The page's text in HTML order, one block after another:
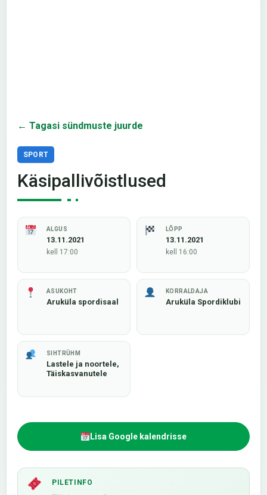
← Tagasi sündmuste juurde
SPORT
Käsipallivõistlused
ALGUS
13.11.2021
kell 17:00
LÕPP
13.11.2021
kell 16:00
ASUKOHT
Aruküla spordisaal
KORRALDAJA
Aruküla Spordiklubi
SIHTRÜHM
Lastele ja noortele,
Täiskasvanutele
Lisa Google kalendrisse
PILETINFO